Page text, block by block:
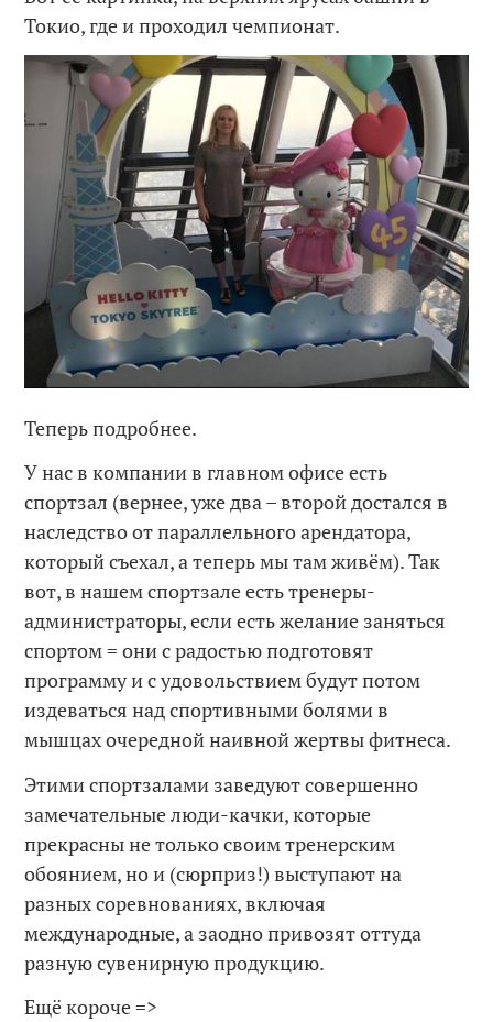
Токио, где и проходил чемпионат.
Теперь подробнее.
У нас в компании в главном офисе есть
спортзал (вернее, уже два – второй достался в
наследство от параллельного арендатора,
который съехал, а теперь мы там живём). Так
вот, в нашем спортзале есть тренеры-
администраторы, если есть желание заняться
спортом = они с радостью подготовят
программу и с удовольствием будут потом
издеваться над спортивными болями в
мышцах очередной наивной жертвы фитнеса.
Этими спортзалами заведуют совершенно
замечательные люди-качки, которые
прекрасны не только своим тренерским
обоянием, но и (сюрприз!) выступают на
разных соревнованиях, включая
международные, а заодно привозят оттуда
разную сувенирную продукцию.
Ещё короче =>